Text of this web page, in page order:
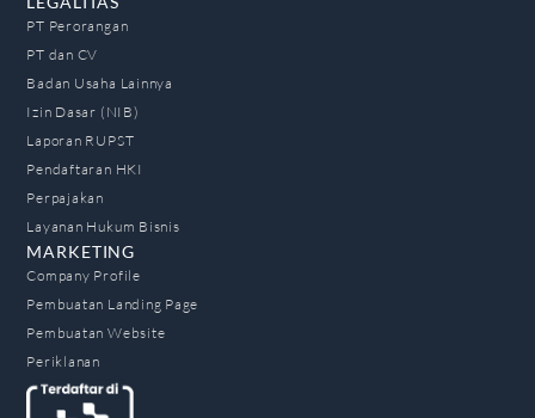
PT Perorangan
PT dan CV
Badan Usaha Lainnya
Izin Dasar (NIB)
Laporan RUPST
Pendaftaran HKI
Perpajakan
Layanan Hukum Bisnis
MARKETING
Company Profile
Pembuatan Landing Page
Pembuatan Website
Periklanan